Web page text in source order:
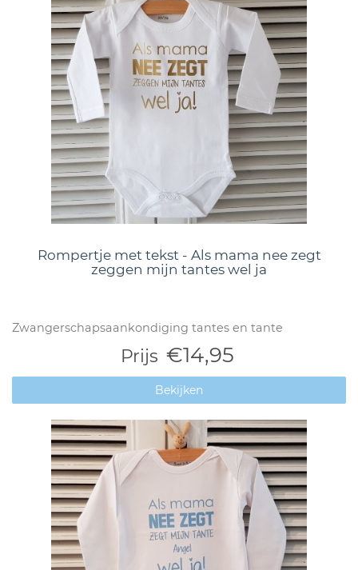
Rompertje met tekst - Als mama nee zegt
zeggen mijn tantes wel ja
Zwangerschapsaankondiging tantes en tante
Prijs €14,95
Bekijken